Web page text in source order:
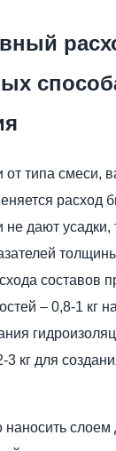
от типа смеси,
расход
не дают усадки,
составов
– 0,8-1 кг
3 кг для
наносить